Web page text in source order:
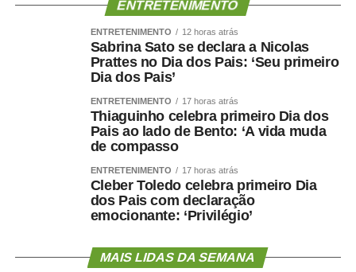
ENTRETENIMENTO
ENTRETENIMENTO 12 horas atrás
Sabrina Sato se declara a Nicolas
Prattes no Dia dos Pais: ‘Seu primeiro
Dia dos Pais’
ENTRETENIMENTO 17 horas atrás
Thiaguinho celebra primeiro Dia dos
Pais ao lado de Bento: ‘A vida muda
de compasso
ENTRETENIMENTO 17 horas atrás
Cleber Toledo celebra primeiro Dia
dos Pais com declaração
emocionante: ‘Privilégio’
MAIS LIDAS DA SEMANA